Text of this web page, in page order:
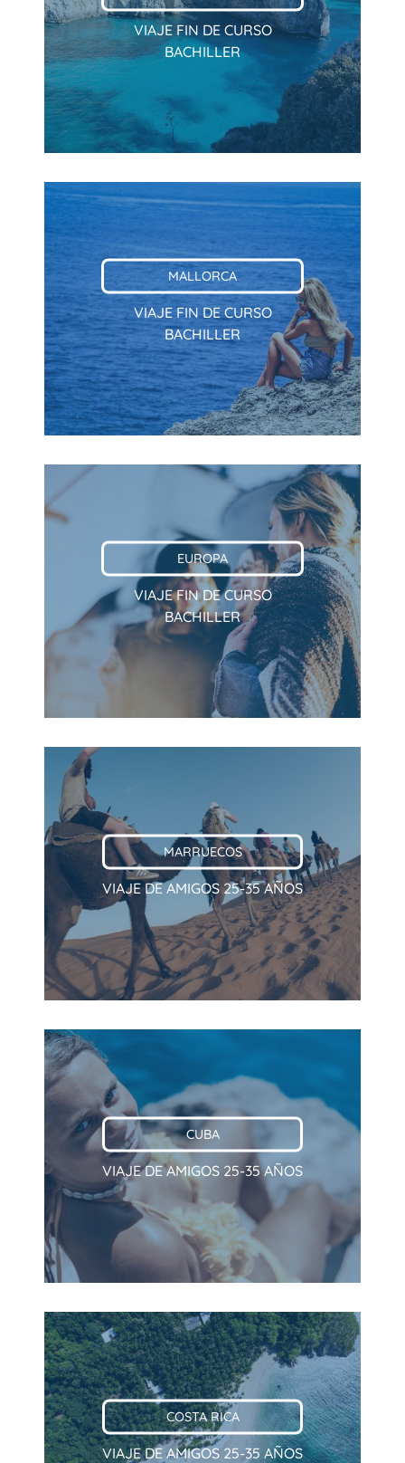
VIAJE FIN DE CURSO
BACHILLER
MALLORCA
VIAJE FIN DE CURSO
BACHILLER
EUROPA
VIAJE FIN DE CURSO
BACHILLER
MARRUECOS
VIAJE DE AMIGOS 25-35 AÑOS
CUBA
VIAJE DE AMIGOS 25-35 AÑOS
COSTA RICA
VIAJE DE AMIGOS 25-35 AÑOS